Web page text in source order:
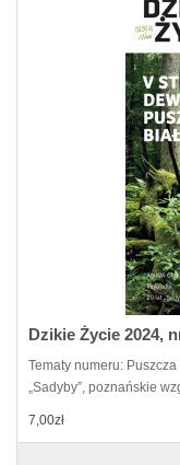
Dzikie Życie 2024,
Tematy numeru:
„Sadyby”, poznańskie
7,00zł